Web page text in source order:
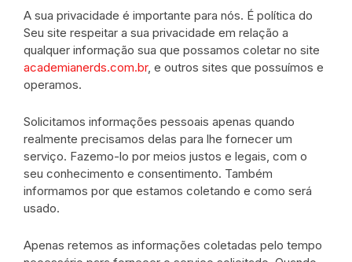
A sua privacidade é importante para nós. É política do
Seu site respeitar a sua privacidade em relação a
qualquer informação sua que possamos coletar no site
academianerds.com.br, e outros sites que possuímos e
operamos.
Solicitamos informações pessoais apenas quando
realmente precisamos delas para lhe fornecer um
serviço. Fazemo-lo por meios justos e legais, com o
seu conhecimento e consentimento. Também
informamos por que estamos coletando e como será
usado.
Apenas retemos as informações coletadas pelo tempo